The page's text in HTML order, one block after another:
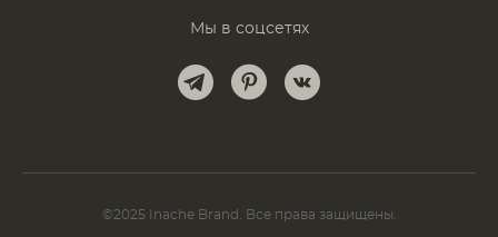
Мы в соцсетях
©2025 Inache Brand. Все права защищены.